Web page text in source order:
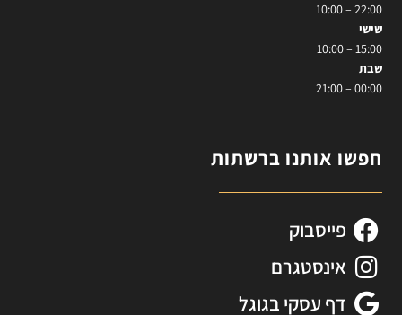
22:00 – 10:00
שישי
15:00 – 10:00
שבת
00:00 – 21:00
חפשו אותנו ברשתות
פייסבוק
אינסטגרם
דף עסקי בגוגל